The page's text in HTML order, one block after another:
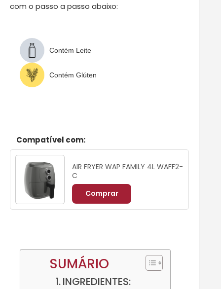
com o passo a passo abaixo:
Contém Leite
Contém Glúten
Compatível com:
AIR FRYER WAP FAMILY 4L WAFF2-
C
Comprar
SUMÁRIO
INGREDIENTES: